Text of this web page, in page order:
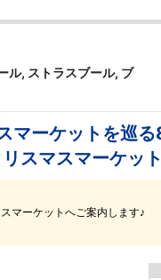
ル, ストラスブール, ブ
ーケットを巡
スマスマーケッ
マーケットへご案内します♪